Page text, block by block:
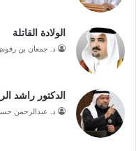
الولادة القاتلة
د. جمعان بن
الدكتور راشد
د. عبدالرحمن